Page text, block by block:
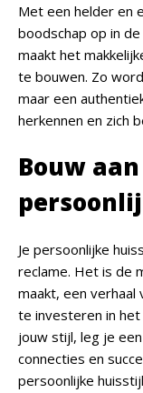
Met een helder en
boodschap op in
maakt het
te bouwen. Zo
maar een
herkennen en zich
Bouw
Je persoonlijke
reclame. Het is de
maakt, een
te investeren in
jouw stijl, leg je
connecties en
persoonlijke